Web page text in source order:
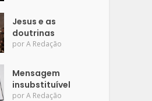
Jesus e as
doutrinas
porA Redação
Mensagem
insubstituível
porA Redação